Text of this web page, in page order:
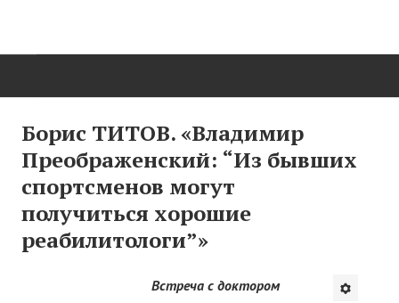
Нас поздравляют...
Там, где мы бывали...
О нас пишут
Борис ТИТОВ. «Владимир
Преображенский: “Из бывших
спортсменов могут
получиться хорошие
реабилитологи”»
Встреча с доктором